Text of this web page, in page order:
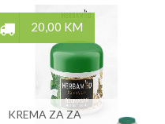
20,00 KM
KREMA ZA ZA